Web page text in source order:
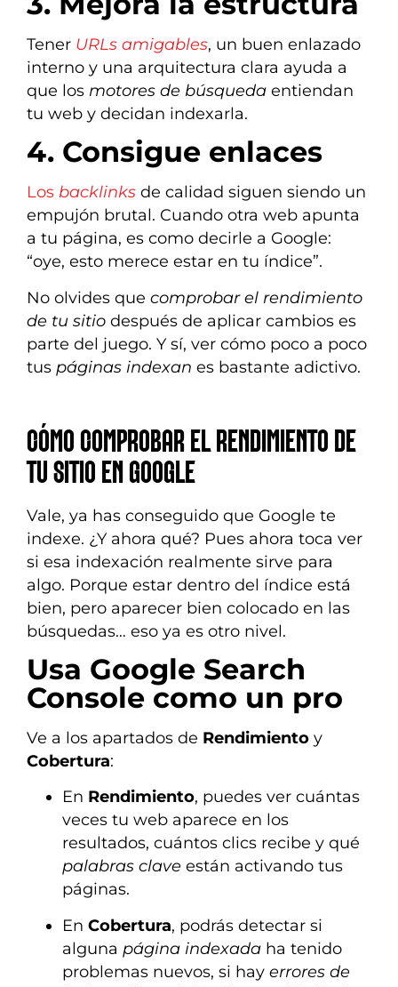
Tener URLs amigables, un buen enlazado
interno y una arquitectura clara ayuda a
que los motores de búsqueda entiendan
tu web y decidan indexarla.
4. Consigue enlaces
Los backlinks de calidad siguen siendo un
empujón brutal. Cuando otra web apunta
a tu página, es como decirle a Google:
“oye, esto merece estar en tu índice”.
No olvides que comprobar el rendimiento
de tu sitio después de aplicar cambios es
parte del juego. Y sí, ver cómo poco a poco
tus páginas indexan es bastante adictivo.
CÓMO COMPROBAR EL RENDIMIENTO DE
TU SITIO EN GOOGLE
Vale, ya has conseguido que Google te
indexe. ¿Y ahora qué? Pues ahora toca ver
si esa indexación realmente sirve para
algo. Porque estar dentro del índice está
bien, pero aparecer bien colocado en las
búsquedas… eso ya es otro nivel.
Usa Google Search
Console como un pro
Ve a los apartados de Rendimiento y
Cobertura:
En Rendimiento, puedes ver cuántas
veces tu web aparece en los
resultados, cuántos clics recibe y qué
palabras clave están activando tus
páginas.
En Cobertura, podrás detectar si
alguna página indexada ha tenido
problemas nuevos, si hay errores de